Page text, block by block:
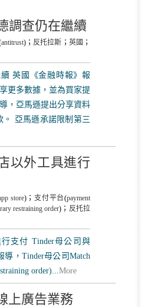
調查仍在繼續
antitrust)； 反托拉斯 ； 英國 ；
英國《金融時報》報
更多數據，並為買家提
，亞馬遜提出分享資料
。 亞馬遜承諾限制第三
以外工具進行
store)； 支付平台(payment
restraining order)； 反托拉
行支付 Tinder母公司與
，Tinder母公司Match
order)...More
上廣告業務